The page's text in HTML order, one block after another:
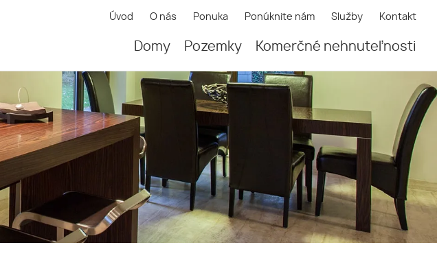
Úvod O nás Ponuka Ponúknite nám Služby Kontakt
Domy Pozemky Komerčné nehnuteľnosti